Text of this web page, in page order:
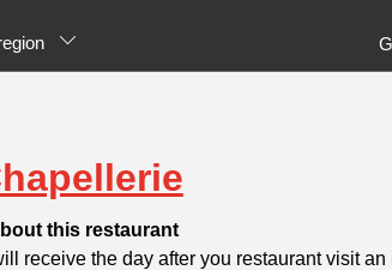
this restaurant
receive the day after you restaurant visit